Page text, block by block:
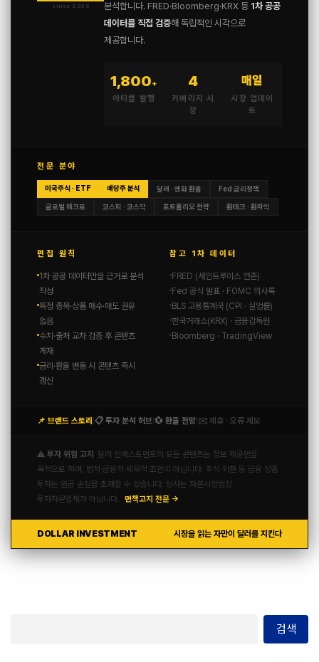
since 2020
분석합니다. FRED·Bloomberg·KRX 등 1차 공공
데이터를 직접 검증해 독립적인 시각으로
제공합니다.
1,800+
아티클 발행
4
커버리지 시
장
매일
시장 업데이
트
전문 분야
미국주식 · ETF 배당주 분석 달러 · 엔화 환율 Fed 금리정책
글로벌 매크로 코스피 · 코스닥 포트폴리오 전략 환테크 · 환차익
편집 원칙
1차 공공 데이터만을 근거로 분석
작성
특정 종목·상품 매수·매도 권유
없음
수치·출처 교차 검증 후 콘텐츠
게재
금리·환율 변동 시 콘텐츠 즉시
갱신
참고 1차 데이터
FRED (세인트루이스 연준)
Fed 공식 발표 · FOMC 의사록
BLS 고용통계국 (CPI · 실업률)
한국거래소(KRX) · 금융감독원
Bloomberg · TradingView
📌 브랜드 스토리 📋 투자 분석 허브 💱 환율 전망 ✉️ 제휴 · 오류 제보
⚠️ 투자 위험 고지
달러 인베스트먼트의 모든 콘텐츠는 정보 제공만을
목적으로 하며, 법적·금융적·세무적 조언이 아닙니다. 주식·외환 등 금융 상품
투자는 원금 손실을 초래할 수 있습니다. 당사는 자본시장법상
투자자문업체가 아닙니다. 면책고지 전문 →
DOLLAR INVESTMENT 시장을 읽는 자만이 달러를 지킨다
검색